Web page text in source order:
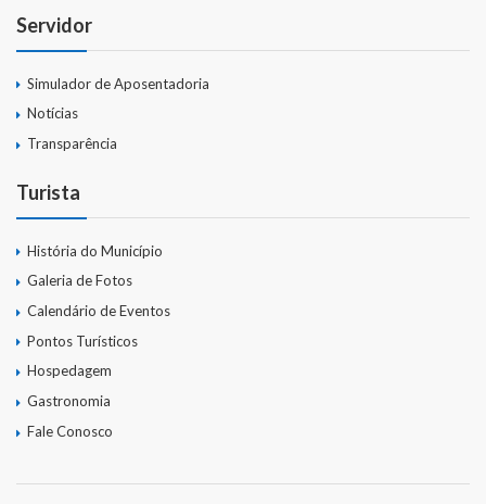
Servidor
Simulador de Aposentadoria
Notícias
Transparência
Turista
História do Município
Galeria de Fotos
Calendário de Eventos
Pontos Turísticos
Hospedagem
Gastronomia
Fale Conosco